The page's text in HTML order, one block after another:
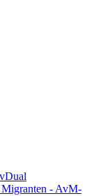
- AvM-